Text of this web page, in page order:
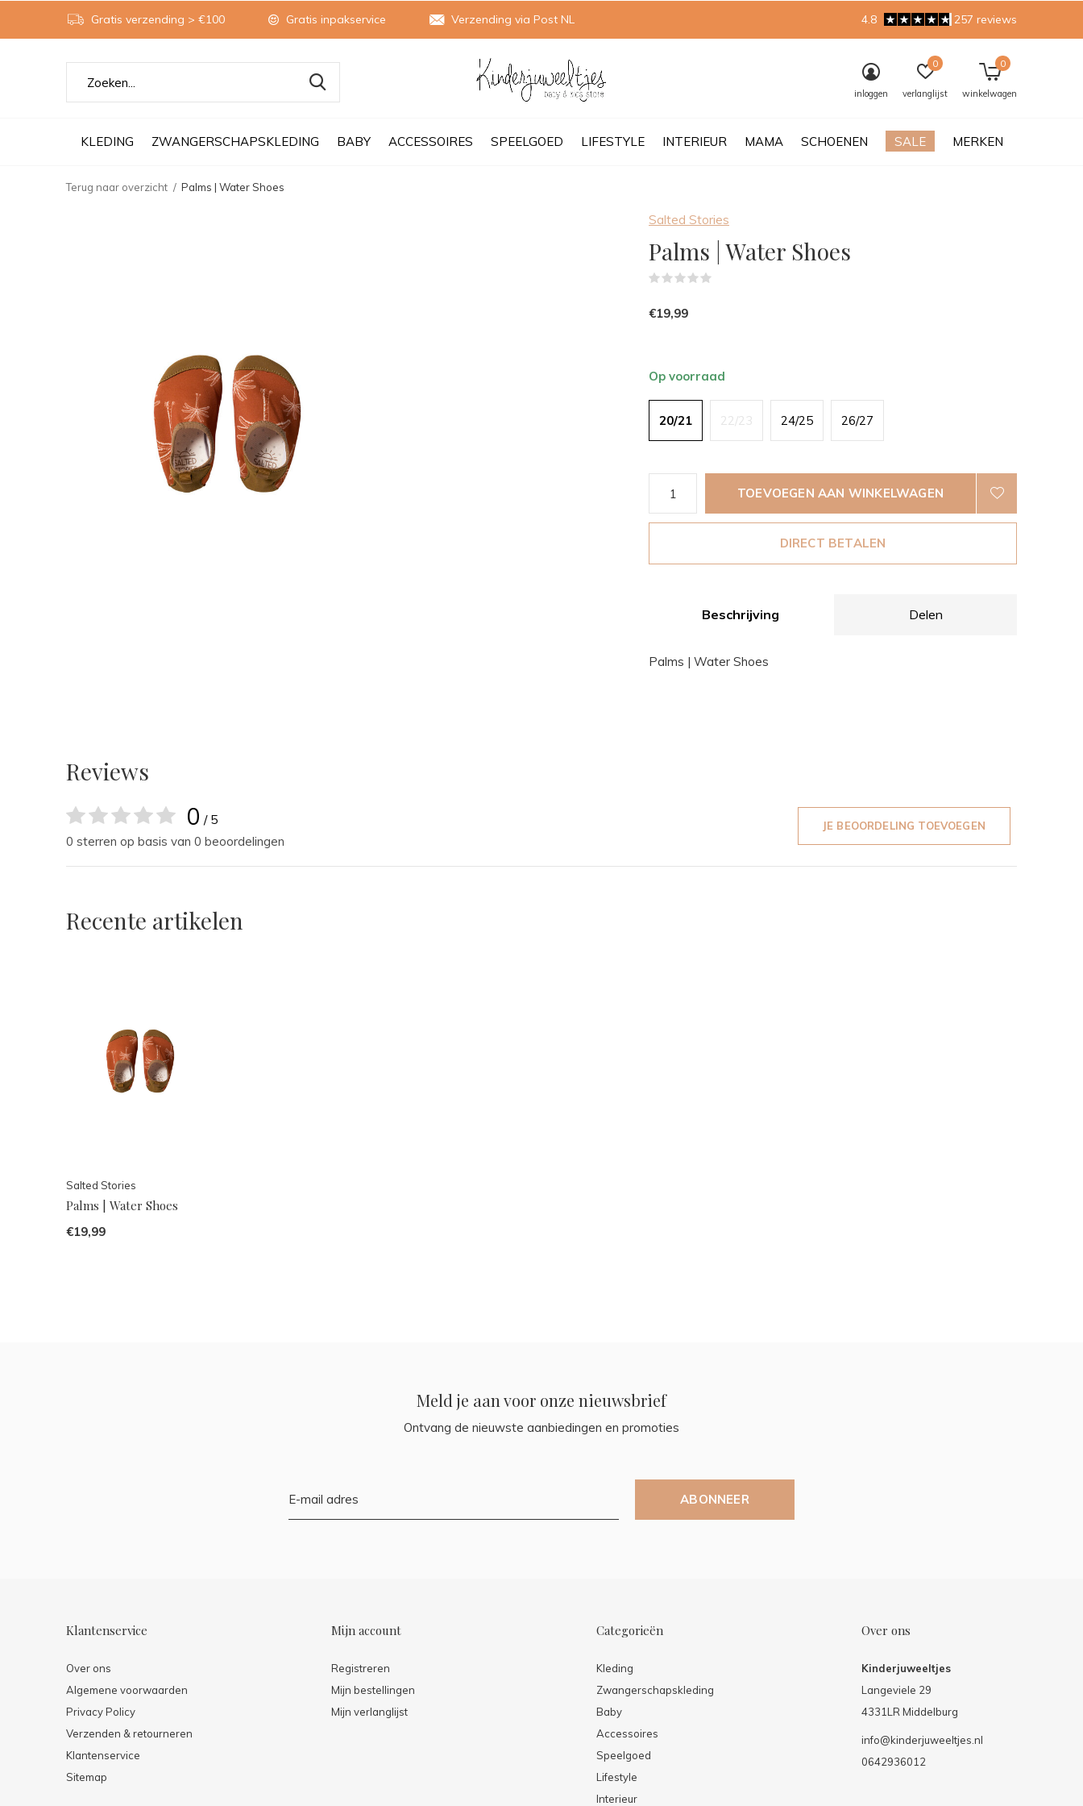
KLEDING ZWANGERSCHAPSKLEDING BABY ACCESSOIRES SPEELGOED LIFESTYLE INTERIEUR MAMA SCHOENEN SALE MERKEN
inloggen verlanglijst
0
winkelwagen
0
Gratis verzending > €100 Gratis inpakservice Verzending via Post NL 4.8 257 reviews
Terug naar overzicht Palms | Water Shoes
Salted Stories
Palms | Water Shoes
€19,99
Op voorraad
20/21 22/23 24/25 26/27
TOEVOEGEN AAN WINKELWAGEN
DIRECT BETALEN
Beschrijving Delen
Palms | Water Shoes
Reviews
0 / 5
0 sterren op basis van 0 beoordelingen
JE BEOORDELING TOEVOEGEN
Recente artikelen
Salted Stories
Palms | Water Shoes
€19,99
Meld je aan voor onze nieuwsbrief
Ontvang de nieuwste aanbiedingen en promoties
ABONNEER
Klantenservice
Over ons
Algemene voorwaarden
Privacy Policy
Verzenden & retourneren
Klantenservice
Sitemap
Mijn account
Registreren
Mijn bestellingen
Mijn verlanglijst
Categorieën
Kleding
Zwangerschapskleding
Baby
Accessoires
Speelgoed
Lifestyle
Interieur
Over ons
Kinderjuweeltjes
Langeviele 29
4331LR Middelburg
info@kinderjuweeltjes.nl
0642936012